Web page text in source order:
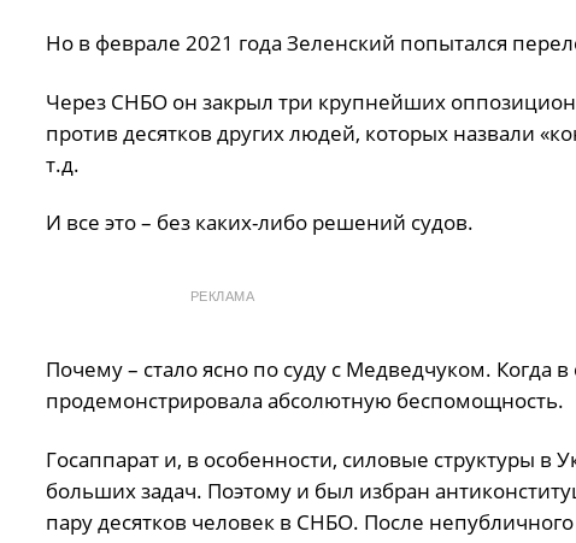
Но в феврале 2021 года Зеленский попытался
Через СНБО он закрыл три крупнейших
против десятков других людей, которых назвали
т.д.
И все это – без каких-либо решений судов.
РЕКЛАМА
Почему – стало ясно по суду с Медведчуком. Когда
продемонстрировала абсолютную беспомощность.
Госаппарат и, в особенности, силовые структуры
больших задач. Поэтому и был избран
пару десятков человек в СНБО. После